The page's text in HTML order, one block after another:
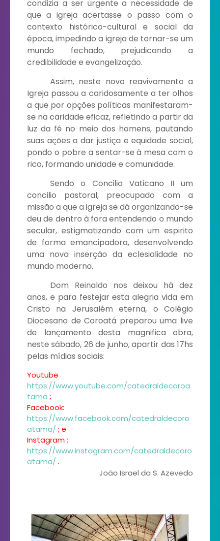
condizia a ser urgente a necessidade de
que a igreja acertasse o passo com o
contexto histórico-cultural e social da
época, impedindo a igreja de tornar-se um
mundo fechado, prejudicando a
credibilidade e evangelização.
Assim, neste novo reavivamento a
Igreja passou a caridosamente a ter olhos
a que por opções políticas manifestaram-
se na caridade eficaz, refletindo a partir da
luz da fé no meio dos homens, pautando
suas ações a dar justiça e equidade social,
pondo o pobre a sentar-se à mesa com o
rico, formando unidade e comunidade.
Sendo o Concilio Vaticano II um
concilio pastoral, preocupado com a
missão a que a igreja se dá organizando-se
deu de dentro à fora entendendo o mundo
secular, estigmatizando com um espirito
de forma emancipadora, desenvolvendo
uma nova inserção da eclesialidade no
mundo moderno.
Dom Reinaldo nos deixou há dez
anos, e para festejar esta alegria vida em
Cristo na Jerusalém eterna, o Colégio
Diocesano de Coroatá preparou uma live
de lançamento desta magnifica obra,
neste sábado, 26 de junho, apartir das 17hs
pelas mídias sociais:
Youtube
https://www.youtube.com/catedraldecoroa
tama ;
Facebook:
https://www.facebook.com/catedraldecoro
atama/ ; e
Instagram :
https://www.instagram.com/catedraldecoro
atama/ .
João Israel da S. Azevedo